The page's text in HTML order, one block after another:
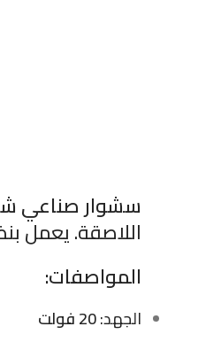
سشوار صناعي
اللاصقة. يعمل
المواصفات:
الجهد:20 فولت